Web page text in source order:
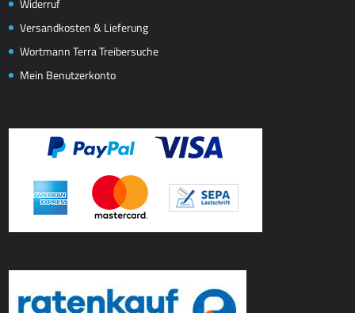
Versandkosten & Lieferung
Wortmann Terra Treibersuche
Mein Benutzerkonto